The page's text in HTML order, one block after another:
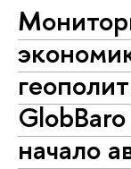
начало